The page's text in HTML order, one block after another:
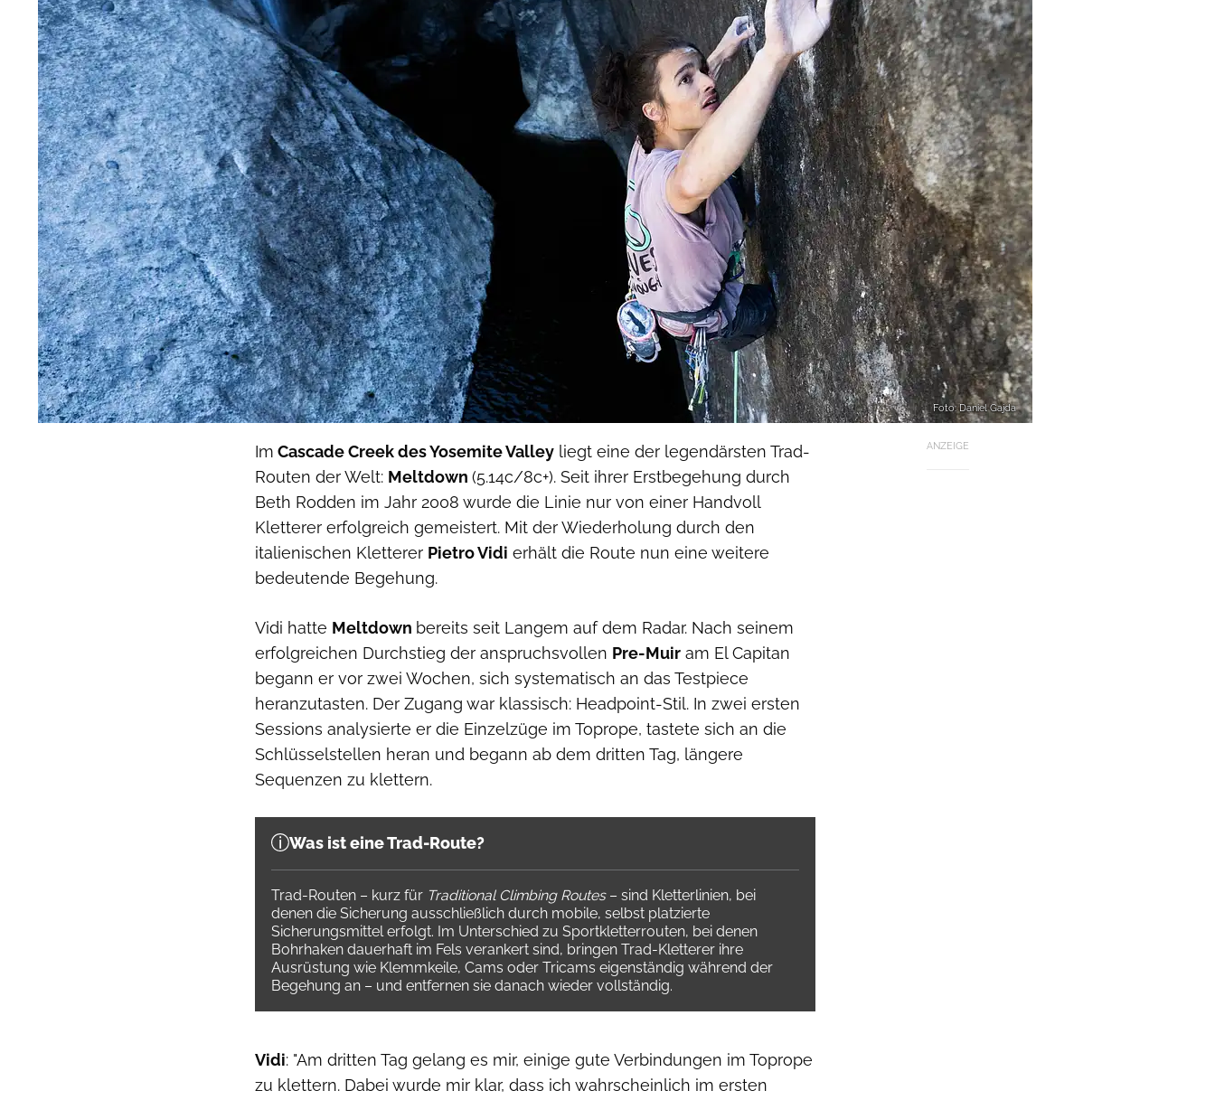
Foto: Daniel Gajda
ANZEIGE
Im Cascade Creek des Yosemite Valley liegt eine der legendärsten Trad-
Routen der Welt: Meltdown (5.14c/8c+). Seit ihrer Erstbegehung durch
Beth Rodden im Jahr 2008 wurde die Linie nur von einer Handvoll
Kletterer erfolgreich gemeistert. Mit der Wiederholung durch den
italienischen Kletterer Pietro Vidi erhält die Route nun eine weitere
bedeutende Begehung.
Vidi hatte Meltdown bereits seit Langem auf dem Radar. Nach seinem
erfolgreichen Durchstieg der anspruchsvollen Pre-Muir am El Capitan
begann er vor zwei Wochen, sich systematisch an das Testpiece
heranzutasten. Der Zugang war klassisch: Headpoint-Stil. In zwei ersten
Sessions analysierte er die Einzelzüge im Toprope, tastete sich an die
Schlüsselstellen heran und begann ab dem dritten Tag, längere
Sequenzen zu klettern.
Was ist eine Trad-Route?
Trad-Routen – kurz für Traditional Climbing Routes– sind Kletterlinien, bei
denen die Sicherung ausschließlich durch mobile, selbst platzierte
Sicherungsmittel erfolgt. Im Unterschied zu Sportkletterrouten, bei denen
Bohrhaken dauerhaft im Fels verankert sind, bringen Trad-Kletterer ihre
Ausrüstung wie Klemmkeile, Cams oder Tricams eigenständig während der
Begehung an – und entfernen sie danach wieder vollständig.
Vidi: "Am dritten Tag gelang es mir, einige gute Verbindungen im Toprope
zu klettern. Dabei wurde mir klar, dass ich wahrscheinlich im ersten